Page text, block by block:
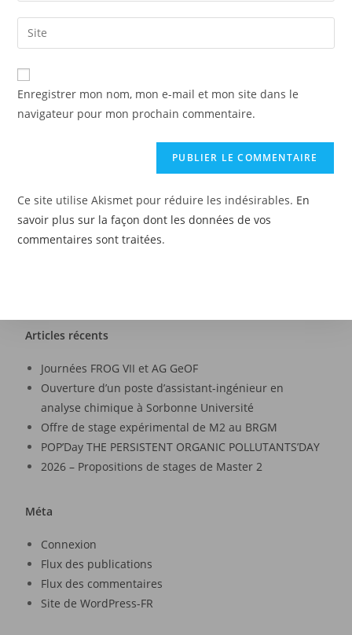
Enregistrer mon nom, mon e-mail et mon site dans le
navigateur pour mon prochain commentaire.
Ce site utilise Akismet pour réduire les indésirables. En
savoir plus sur la façon dont les données de vos
commentaires sont traitées.
Articles récents
Journées FROG VII et AG GeOF
Ouverture d’un poste d’assistant-ingénieur en
analyse chimique à Sorbonne Université
Offre de stage expérimental de M2 au BRGM
POP’Day THE PERSISTENT ORGANIC POLLUTANTS’DAY
2026 – Propositions de stages de Master 2
Méta
Connexion
Flux des publications
Flux des commentaires
Site de WordPress-FR